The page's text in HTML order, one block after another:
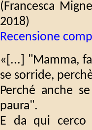
(Francesca
2018)
Recensione
«[...] "Mamma,
se sorride,
Perché anche
paura".
E da qui cerco